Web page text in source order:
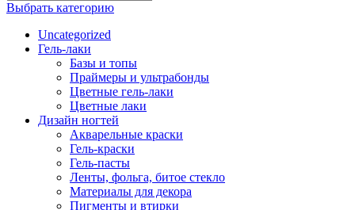
Выбрать категорию
Uncategorized
Гель-лаки
Базы и топы
Праймеры и ультрабонды
Цветные гель-лаки
Цветные лаки
Дизайн ногтей
Акварельные краски
Гель-краски
Гель-пасты
Ленты, фольга, битое стекло
Материалы для декора
Пигменты и втирки